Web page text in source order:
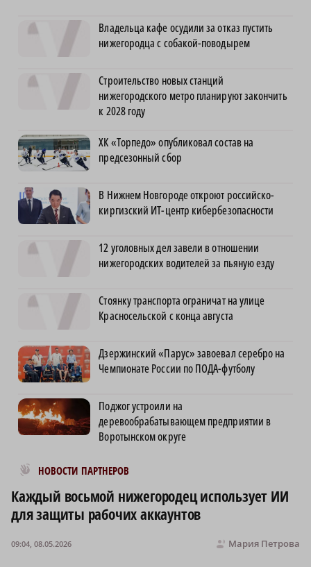
Владельца кафе осудили за отказ пустить
нижегородца с собакой-поводырем
Строительство новых станций
нижегородского метро планируют закончить
к 2028 году
ХК «Торпедо» опубликовал состав на
предсезонный сбор
В Нижнем Новгороде откроют российско-
киргизский ИТ-центр кибербезопасности
12 уголовных дел завели в отношении
нижегородских водителей за пьяную езду
Стоянку транспорта ограничат на улице
Красносельской с конца августа
Дзержинский «Парус» завоевал серебро на
Чемпионате России по ПОДА-футболу
Поджог устроили на
деревообрабатывающем предприятии в
Воротынском округе
НОВОСТИ ПАРТНЕРОВ
Новости МирТесен
Каждый восьмой нижегородец использует ИИ
для защиты рабочих аккаунтов
Мария Петрова
09:04, 08.05.2026